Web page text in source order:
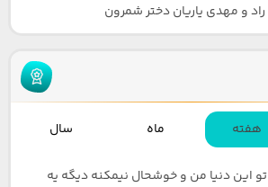
و مهدی یاریان دختر شمرون
هفته ماه سال
این دنیا من و خوشحال نیمکنه دیگه یه